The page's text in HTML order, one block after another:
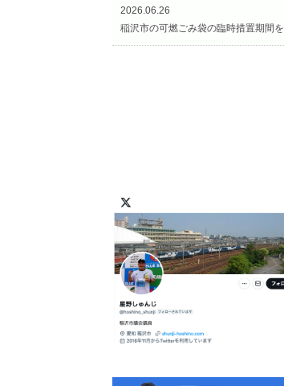
2026.06.26
稲沢市の可燃ごみ袋の臨時措置期間を延長します！